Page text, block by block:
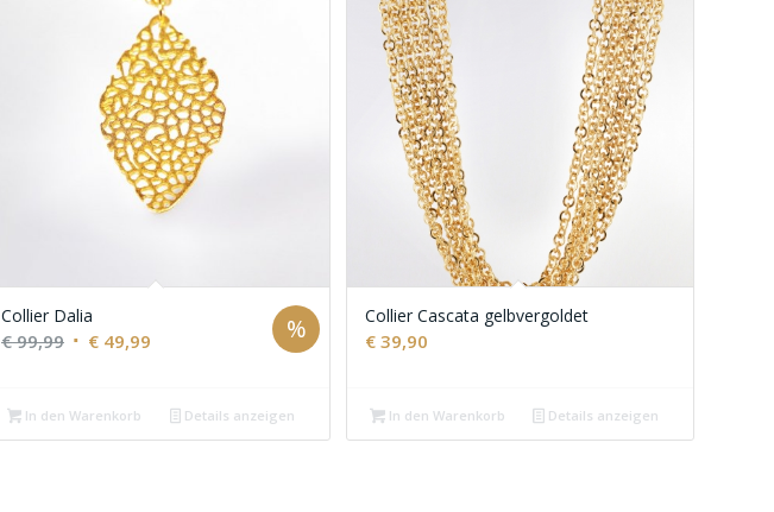
Collier Dalia
€99,99 Ursprünglicher
€ 99,99
€ 49,99
€ 49,99.
%
In den Warenkorb Details anzeigen
Collier Cascata gelbvergoldet
€39,90
In den Warenkorb Details anzeigen